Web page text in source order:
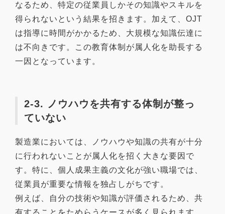
なるため、特定の従業員しかその知識やスキルを
得られないという結果を招きます。加えて、OJT
は指導に時間がかかるため、大規模な知識伝達に
は不向きです。この教育体制が属人化を助長する
一因となっています。
2-3. ノウハウを共有する体制が整っ
ていない
製造業においては、ノウハウや知識の共有が十分
に行われないことが属人化を招く大きな要因で
す。特に、個人成果主義の文化が強い職場では、
従業員が重要な情報を独占しがちです。
例えば、自分の技術や知識が評価されるため、共